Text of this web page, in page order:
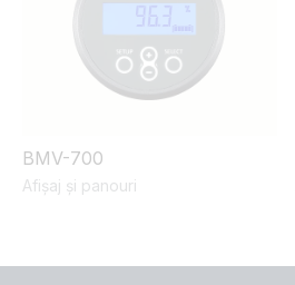
BMV-700
Afișaj și panouri